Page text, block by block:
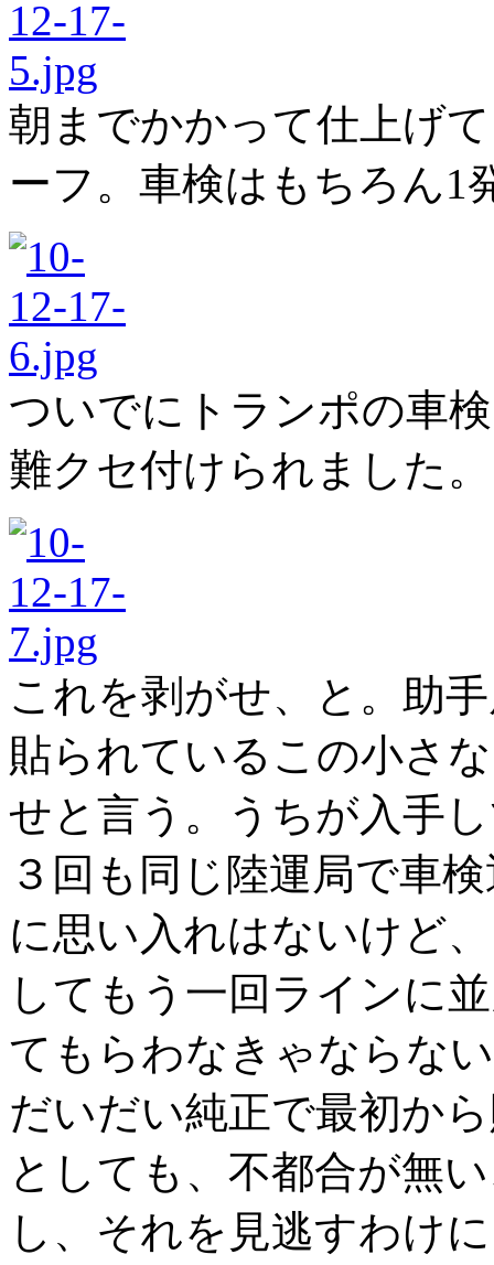
朝までかかって仕上げ
ーフ。車検はもちろん1
ついでにトランポの車
難クセ付けられました。
これを剥がせ、と。助
貼られているこの小さ
せと言う。うちが入手
３回も同じ陸運局で車
に思い入れはないけど
してもう一回ラインに
てもらわなきゃならな
だいだい純正で最初か
としても、不都合が無
し、それを見逃すわけ